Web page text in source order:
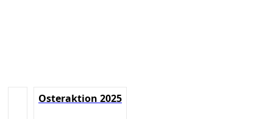
Osteraktion 2025